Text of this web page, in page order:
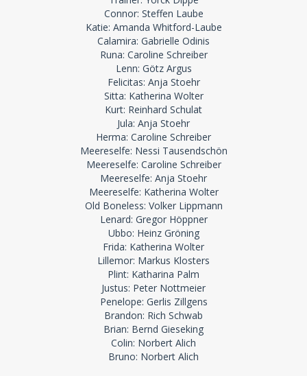
Connor: Steffen Laube
Katie: Amanda Whitford-Laube
Calamira: Gabrielle Odinis
Runa: Caroline Schreiber
Lenn: Götz Argus
Felicitas: Anja Stoehr
Sitta: Katherina Wolter
Kurt: Reinhard Schulat
Jula: Anja Stoehr
Herma: Caroline Schreiber
Meereselfe: Nessi Tausendschön
Meereselfe: Caroline Schreiber
Meereselfe: Anja Stoehr
Meereselfe: Katherina Wolter
Old Boneless: Volker Lippmann
Lenard: Gregor Höppner
Ubbo: Heinz Gröning
Frida: Katherina Wolter
Lillemor: Markus Klosters
Plint: Katharina Palm
Justus: Peter Nottmeier
Penelope: Gerlis Zillgens
Brandon: Rich Schwab
Brian: Bernd Gieseking
Colin: Norbert Alich
Bruno: Norbert Alich